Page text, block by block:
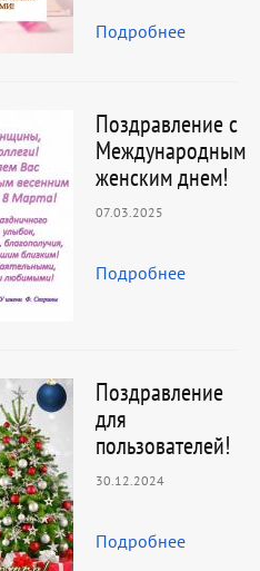
Подробнее
Поздравление с
Международным
женским днем!
07.03.2025
Подробнее
Поздравление
для
пользователей!
30.12.2024
Подробнее